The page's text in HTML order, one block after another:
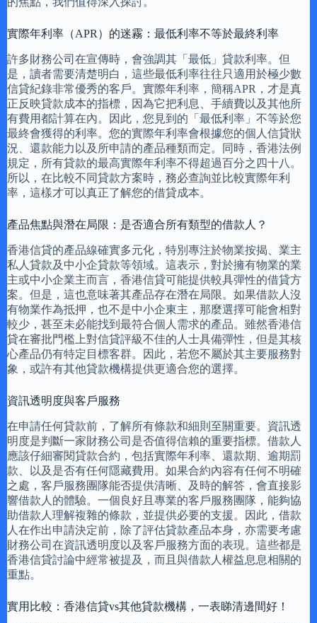
實際年利率（APR）的迷霧：最低利率不等於最終利率
許多財務公司在宣傳時，會強調其「最低」貸款利率。但
是，讀者需要清楚明白，這些最低利率往往只適用於極少數
信貸紀錄非常優秀的客戶。實際年利率，簡稱APR，才是真
正反映貸款成本的指標，因為它把利息、手續費以及其他所
有費用都計算在內。因此，您見到的「最低利率」不等於您
最終會獲得的利率。您的實際年利率會根據您的個人信貸狀
況、還款能力以及所申請的產品種類而定。同時，香港法例
規定，所有貸款的最高實際年利率不得超過百分之四十八。
所以，在比較不同貸款方案時，務必查詢並比較實際年利
率，這樣才可以真正了解您的借貸成本。
產品焦點與潛在局限：是否適合所有類型的借款人？
香港信貸的產品線確實多元化，特別專注於物業按揭、業主
私人貸款及中小企貸款等領域。這表示，對於擁有物業的業
主或中小企業主而言，香港信貸可能提供較具彈性的借貸方
案。但是，這也意味著其產品存在潛在局限。如果借款人沒
有物業作為抵押，也不是中小企東主，那麼選擇可能會相對
較少，甚至未必能找到最符合個人需求的產品。雖然香港信
貸在審批門檻上對信貸評級不佳的人士具備彈性，但是其核
心產品仍有特定目標客群。因此，若您不屬於其主要服務對
象，或許有其他貸款機構提供更適合您的選擇。
資訊透明度與客戶服務
在申請任何貸款前，了解所有條款和細則至關重要。資訊透
明度是判斷一家財務公司是否值得信賴的重要指標。借款人
應該仔細審閱貸款合約，包括實際年利率、還款期、逾期罰
款、以及是否有任何隱藏費用。如果合約內容有任何不明確
之處，客戶服務團隊能否提供清晰、及時的解答，會直接影
響借款人的體驗。一個良好且專業的客戶服務團隊，能夠協
助借款人理解複雜的條款，並提供必要的支援。因此，借款
人在作出申請決定前，除了評估貸款產品本身，亦需要考慮
財務公司在資訊透明度以及客戶服務方面的表現。這些都是
香港信貸討論中經常被提及，而且與借款人權益息息相關的
重點。
實用比較：香港信貸vs其他貸款機構，一表睇清邊間好！